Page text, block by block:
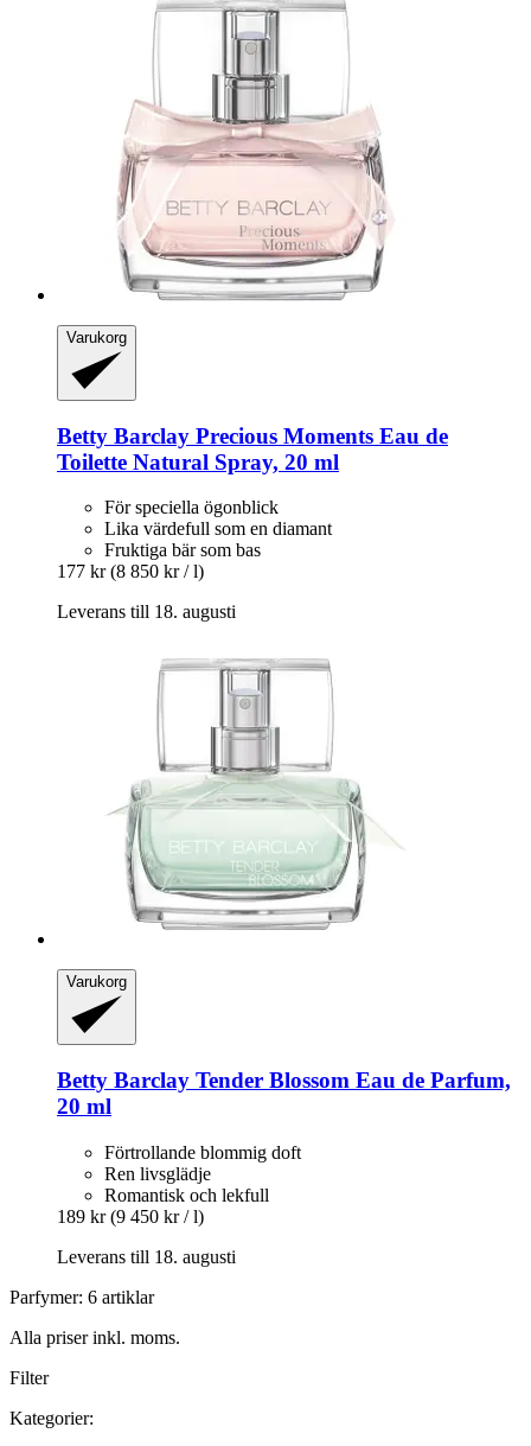
Varukorg
Betty Barclay Precious Moments Eau de
Toilette Natural Spray, 20 ml
För speciella ögonblick
Lika värdefull som en diamant
Fruktiga bär som bas
177 kr (8 850 kr / l)
Leverans till 18. augusti
Varukorg
Betty Barclay Tender Blossom Eau de Parfum,
20 ml
Förtrollande blommig doft
Ren livsglädje
Romantisk och lekfull
189 kr (9 450 kr / l)
Leverans till 18. augusti
Parfymer: 6 artiklar
Alla priser inkl. moms.
Filter
Kategorier: